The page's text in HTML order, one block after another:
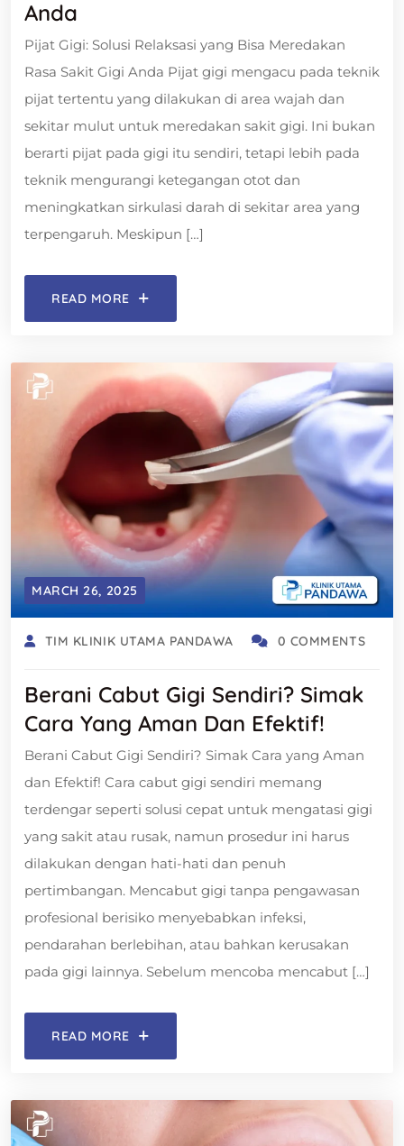
Anda
Pijat Gigi: Solusi Relaksasi yang Bisa Meredakan
Rasa Sakit Gigi Anda Pijat gigi mengacu pada teknik
pijat tertentu yang dilakukan di area wajah dan
sekitar mulut untuk meredakan sakit gigi. Ini bukan
berarti pijat pada gigi itu sendiri, tetapi lebih pada
teknik mengurangi ketegangan otot dan
meningkatkan sirkulasi darah di sekitar area yang
terpengaruh. Meskipun […]
READ MORE
MARCH 26, 2025
TIM KLINIK UTAMA PANDAWA 0 COMMENTS
Berani Cabut Gigi Sendiri? Simak
Cara Yang Aman Dan Efektif!
Berani Cabut Gigi Sendiri? Simak Cara yang Aman
dan Efektif! Cara cabut gigi sendiri memang
terdengar seperti solusi cepat untuk mengatasi gigi
yang sakit atau rusak, namun prosedur ini harus
dilakukan dengan hati-hati dan penuh
pertimbangan. Mencabut gigi tanpa pengawasan
profesional berisiko menyebabkan infeksi,
pendarahan berlebihan, atau bahkan kerusakan
pada gigi lainnya. Sebelum mencoba mencabut […]
READ MORE